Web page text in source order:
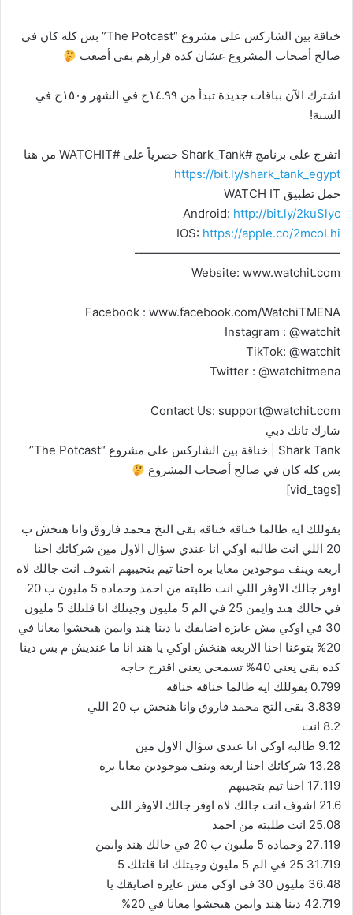
خناقة بين الشاركس على مشروع “The Potcast” بس كله كان في
صالح أصحاب المشروع عشان كده قرارهم بقى أصعب
اشترك الآن بباقات جديدة تبدأ من ١٤.٩٩ج في الشهر و١٥٠ج في
السنة!
اتفرج على برنامج #Shark_Tank حصرياً على #WATCHIT من هنا
https://bit.ly/shark_tank_egypt
حمل تطبيق WATCH IT
Android: http://bit.ly/2kuSlyc
IOS: https://apple.co/2mcoLhi
—————————————————-
Website: www.watchit.com
Facebook : www.facebook.com/WatchiTMENA
Instagram : @watchit
TikTok: @watchit
Twitter : @watchitmena
Contact Us: support@watchit.com
شارك تانك دبي
Shark Tank | خناقة بين الشاركس على مشروع “The Potcast”
بس كله كان في صالح أصحاب المشروع
[vid_tags]
بقوللك ايه طالما خناقه خناقه بقى التخ محمد فاروق وانا هنخش ب
20 اللي انت طالبه اوكي انا عندي سؤال الاول مين شركائك احنا
اربعه وينف موجودين معايا بره احنا تيم بتجيبهم اشوف انت جالك لاه
اوفر جالك الاوفر اللي انت طلبته من احمد وحماده 5 مليون ب 20
في جالك هند وايمن 25 في الم 5 مليون وجيتلك انا قلتلك 5 مليون
30 في اوكي مش عايزه اضايقك يا دينا هند وايمن هيخشوا معانا في
20% بتوعنا احنا الاربعه هنخش اوكي يا هند انا ما عنديش م بس دينا
كده بقى يعني 40% تسمحي يعني اقترح حاجه
0.799 بقوللك ايه طالما خناقه خناقه
3.839 بقى التخ محمد فاروق وانا هنخش ب 20 اللي
8.2 انت
9.12 طالبه اوكي انا عندي سؤال الاول مين
13.28 شركائك احنا اربعه وينف موجودين معايا بره
17.119 احنا تيم بتجيبهم
21.6 اشوف انت جالك لاه اوفر جالك الاوفر اللي
25.08 انت طلبته من احمد
27.119 وحماده 5 مليون ب 20 في جالك هند وايمن
31.719 25 في الم 5 مليون وجيتلك انا قلتلك 5
36.48 مليون 30 في اوكي مش عايزه اضايقك يا
42.719 دينا هند وايمن هيخشوا معانا في 20%